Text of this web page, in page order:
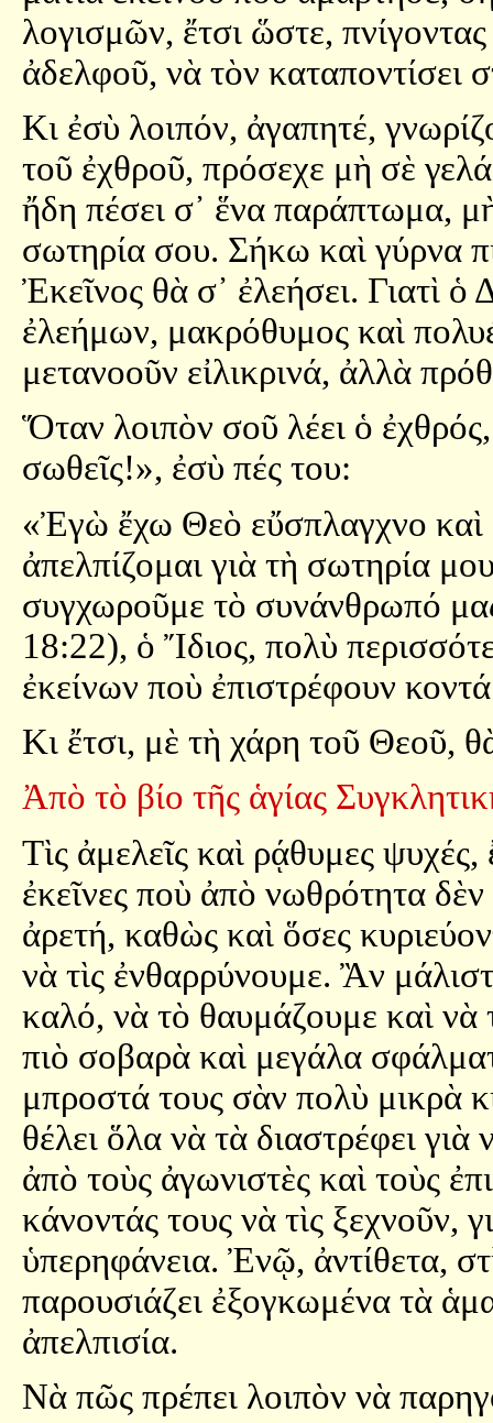
λογισμῶν, ἔτσι ὥστε,
ἀδελφοῦ, νὰ τὸν καταποντίσει
Κι ἐσὺ λοιπόν, ἀγαπητέ,
τοῦ ἐχθροῦ, πρόσεχε μὴ σὲ
ἤδη πέσει σ᾿ ἕνα παράπτωμα,
σωτηρία σου. Σήκω καὶ γύρνα
Ἐκεῖνος θὰ σ᾿ ἐλεήσει. Γιατὶ ὁ
ἐλεήμων, μακρόθυμος καὶ
μετανοοῦν εἰλικρινά, ἀλλὰ
Ὅταν λοιπὸν σοῦ λέει ὁ
σωθεῖς!», ἐσὺ πές του:
«Ἐγὼ ἔχω Θεὸ εὔσπλαγχνο καὶ
ἀπελπίζομαι γιὰ τὴ σωτηρία
συγχωροῦμε τὸ συνάνθρωπό
18:22), ὁ Ἴδιος, πολὺ
ἐκείνων ποὺ ἐπιστρέφουν
Κι ἔτσι, μὲ τὴ χάρη τοῦ Θεοῦ,
Ἀπὸ τὸ βίο τῆς ἁγίας
Τὶς ἀμελεῖς καὶ ρᾴθυμες
ἐκεῖνες ποὺ ἀπὸ νωθρότητα
ἀρετή, καθὼς καὶ ὅσες
νὰ τὶς ἐνθαρρύνουμε. Ἂν
καλό, νὰ τὸ θαυμάζουμε καὶ νὰ
πιὸ σοβαρὰ καὶ μεγάλα
μπροστά τους σὰν πολὺ μικρὰ
θέλει ὅλα νὰ τὰ διαστρέφει
ἀπὸ τοὺς ἀγωνιστὲς καὶ τοὺς
κάνοντάς τους νὰ τὶς ξεχνοῦν,
ὑπερηφάνεια. Ἐνῷ, ἀντίθετα,
παρουσιάζει ἐξογκωμένα τὰ
ἀπελπισία.
Νὰ πῶς πρέπει λοιπὸν νὰ